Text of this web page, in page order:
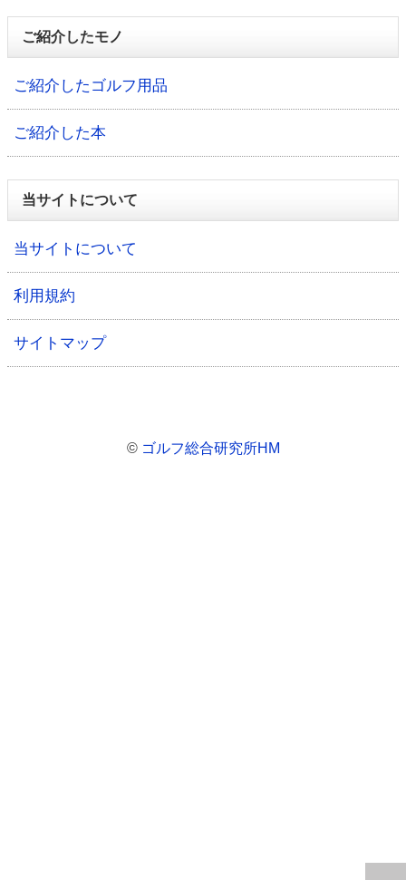
ご紹介したモノ
ご紹介したゴルフ用品
ご紹介した本
当サイトについて
当サイトについて
利用規約
サイトマップ
© ゴルフ総合研究所HM